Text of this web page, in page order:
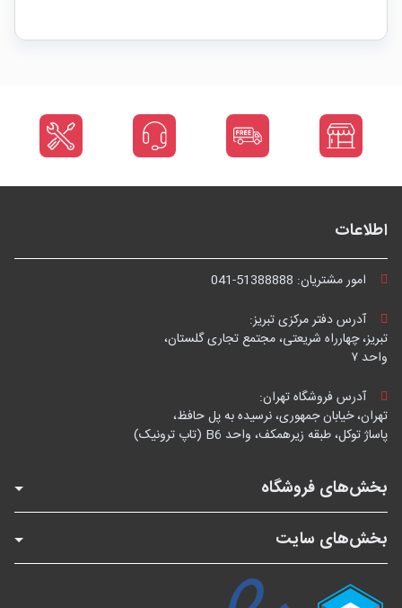
اطلاعات
امور مشتریان: 041-51388888
آدرس دفتر مرکزی تبریز:
تبریز، چهارراه شریعتی، مجتمع تجاری گلستان،
واحد ۷
آدرس فروشگاه تهران:
تهران، خیابان جمهوری، نرسیده به پل حافظ،
پاساژ توکل، طبقه زیرهمکف، واحد B6 (تاپ ترونیک)
بخش‌های فروشگاه
بخش‌های سایت